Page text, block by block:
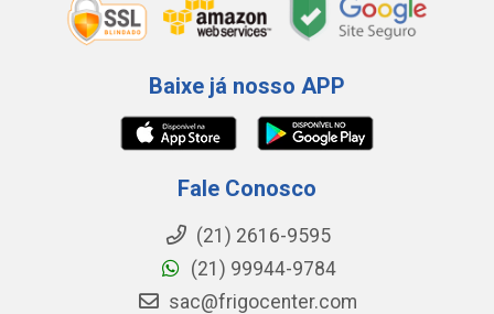
Baixe já nosso APP
Fale Conosco
(21) 2616-9595
(21) 99944-9784
sac@frigocenter.com